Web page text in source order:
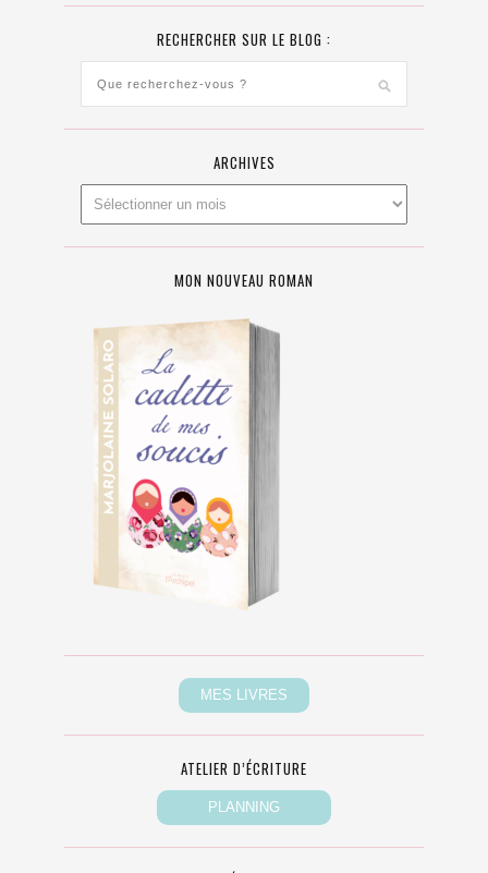
RECHERCHER SUR LE BLOG :
ARCHIVES
MON NOUVEAU ROMAN
ATELIER D’ÉCRITURE